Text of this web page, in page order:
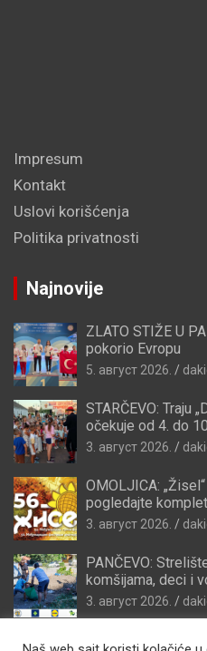
Impresum
Kontakt
Uslovi korišćenja
Politika privatnosti
Najnovije
ZLATO STIŽE U
pokorio Evropu
5. август 2026.
STARČEVO: Traju
očekuje od 4. do
3. август 2026.
OMOLJICA:
pogledajte
3. август 2026.
PANČEVO:
komšijama, deci i
3. август 2026.